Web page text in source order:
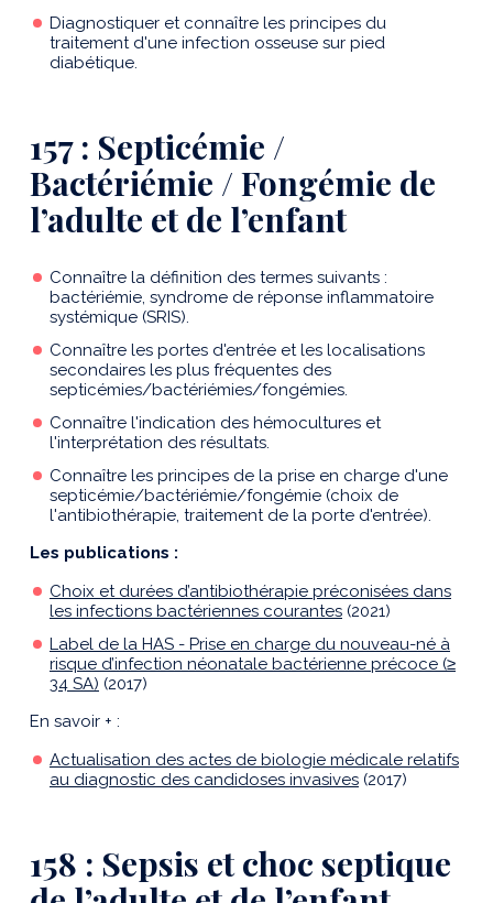
Diagnostiquer et connaître les principes du
traitement d'une infection osseuse sur pied
diabétique.
157 : Septicémie /
Bactériémie / Fongémie de
l’adulte et de l’enfant
Connaître la définition des termes suivants :
bactériémie, syndrome de réponse inflammatoire
systémique (SRIS).
Connaître les portes d'entrée et les localisations
secondaires les plus fréquentes des
septicémies/bactériémies/fongémies.
Connaître l'indication des hémocultures et
l'interprétation des résultats.
Connaître les principes de la prise en charge d'une
septicémie/bactériémie/fongémie (choix de
l'antibiothérapie, traitement de la porte d'entrée).
Les publications :
Choix et durées d’antibiothérapie préconisées dans
les infections bactériennes courantes (2021)
Label de la HAS - Prise en charge du nouveau-né à
risque d’infection néonatale bactérienne précoce (≥
34 SA) (2017)
En savoir + :
Actualisation des actes de biologie médicale relatifs
au diagnostic des candidoses invasives (2017)
158 : Sepsis et choc septique